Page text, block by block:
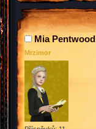
Mia Pentwood
Mrzimor